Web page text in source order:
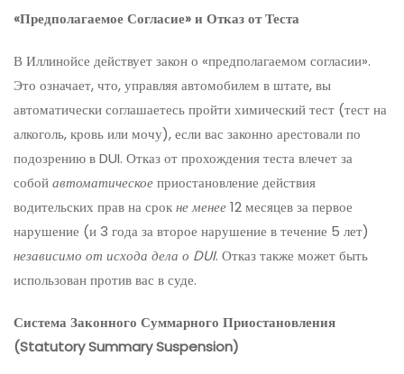
«Предполагаемое Согласие» и Отказ от Теста
В Иллинойсе действует закон о «предполагаемом согласии».
Это означает, что, управляя автомобилем в штате, вы
автоматически соглашаетесь пройти химический тест (тест на
алкоголь, кровь или мочу), если вас законно арестовали по
подозрению в DUI. Отказ от прохождения теста влечет за
собойавтоматическоеприостановление действия
водительских прав на срокне менее12 месяцев за первое
нарушение (и 3 года за второе нарушение в течение 5 лет)
независимо от исхода дела о DUI. Отказ также может быть
использован против вас в суде.
Система Законного Суммарного Приостановления
(Statutory Summary Suspension)